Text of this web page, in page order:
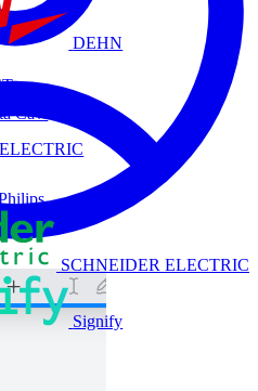
DEHN
Cavi
SCHNEIDER ELECTRIC
Signify